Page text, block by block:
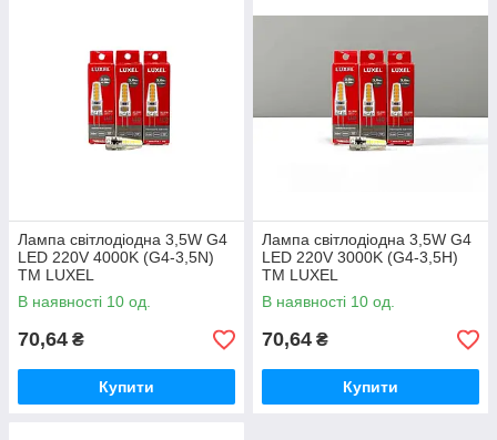
Лампа світлодіодна 3,5W G4
LED 220V 4000K (G4-3,5N)
ТМ LUXEL
В наявності 10 од.
70,64 ₴
Купити
Лампа світлодіодна 3,5W G4
LED 220V 3000K (G4-3,5H)
ТМ LUXEL
В наявності 10 од.
70,64 ₴
Купити